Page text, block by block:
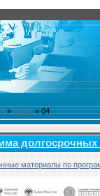
» Июнь » 04
долгосрочных
материалы по